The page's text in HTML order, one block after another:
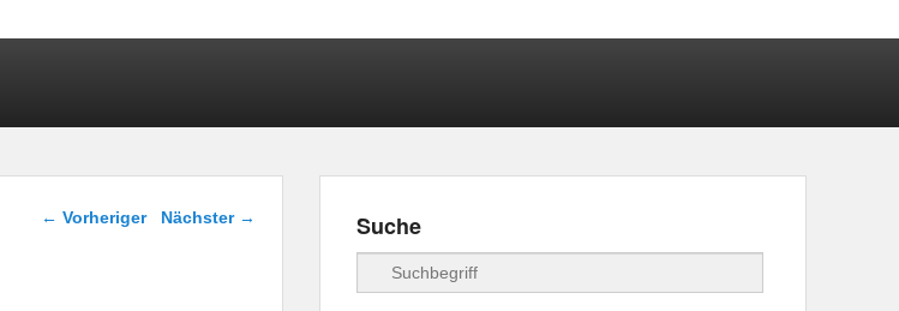
Beitragsnavigation
← Vorheriger Nächster → Suche
Suchen